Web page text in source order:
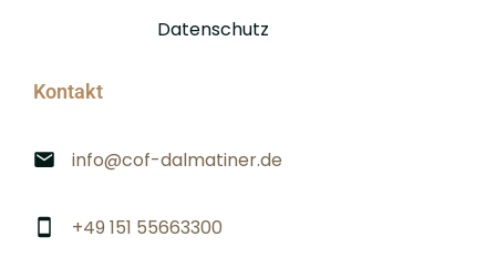
Datenschutz
Kontakt
info@cof-dalmatiner.de
+49 151 55663300